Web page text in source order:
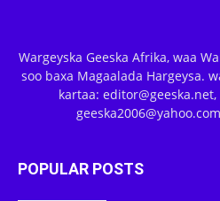
Wargeyska Geeska Afrika, waa
soo baxa Magaalada Hargeysa.
kartaa:
POPULAR POSTS